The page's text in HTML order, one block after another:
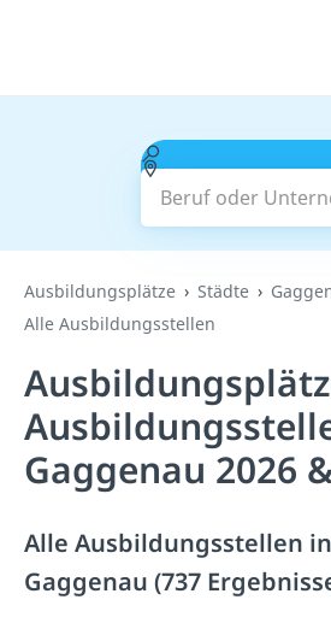
Beruf oder
Ausbildungsplätze Städte
Alle Ausbildungsstellen
Gaggenau 2026
Alle Ausbildungsstellen in
Gaggenau (737